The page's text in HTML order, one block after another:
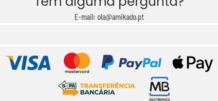
E-mail: ola@amikado.pt